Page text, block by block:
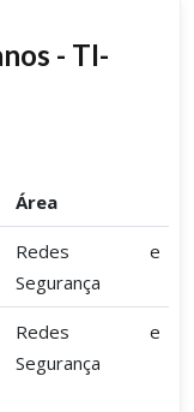
- TI-
Área
Redes e
Segurança
Redes e
Segurança